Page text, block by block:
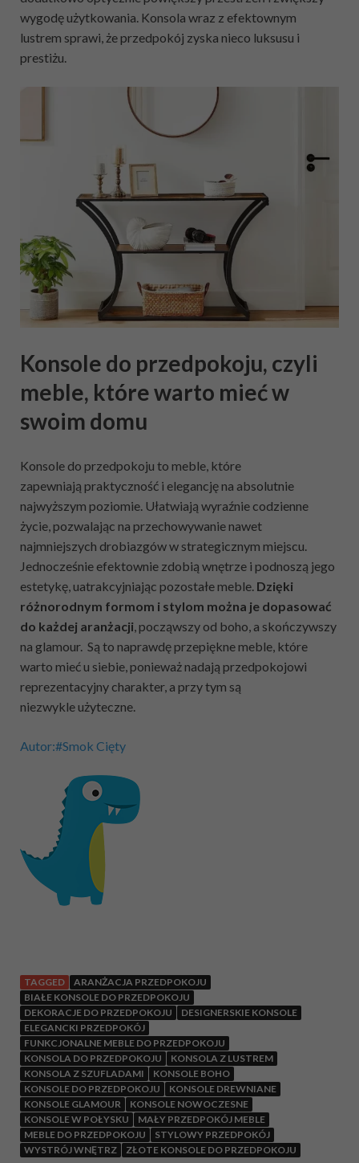
wygodę użytkowania. Konsola wraz z efektownym
lustrem sprawi, że przedpokój zyska nieco luksusu i
prestiżu.
Konsole do przedpokoju, czyli
meble, które warto mieć w
swoim domu
Konsole do przedpokoju to meble, które
zapewniają praktyczność i elegancję na absolutnie
najwyższym poziomie. Ułatwiają wyraźnie codzienne
życie, pozwalając na przechowywanie nawet
najmniejszych drobiazgów w strategicznym miejscu.
Jednocześnie efektownie zdobią wnętrze i podnoszą jego
estetykę, uatrakcyjniając pozostałe meble. Dzięki
różnorodnym formom i stylom można je dopasować
do każdej aranżacji, począwszy od boho, a skończywszy
na glamour. Są to naprawdę przepiękne meble, które
warto mieć u siebie, ponieważ nadają przedpokojowi
reprezentacyjny charakter, a przy tym są
niezwykle użyteczne.
Autor:#Smok Cięty
TAGGED
ARANŻACJA PRZEDPOKOJU
BIAŁE KONSOLE DO PRZEDPOKOJU
DEKORACJE DO PRZEDPOKOJU
DESIGNERSKIE KONSOLE
ELEGANCKI PRZEDPOKÓJ
FUNKCJONALNE MEBLE DO PRZEDPOKOJU
KONSOLA DO PRZEDPOKOJU
KONSOLA Z LUSTREM
KONSOLA Z SZUFLADAMI
KONSOLE BOHO
KONSOLE DO PRZEDPOKOJU
KONSOLE DREWNIANE
KONSOLE GLAMOUR
KONSOLE NOWOCZESNE
KONSOLE W POŁYSKU
MAŁY PRZEDPOKÓJ MEBLE
MEBLE DO PRZEDPOKOJU
STYLOWY PRZEDPOKÓJ
WYSTRÓJ WNĘTRZ
ZŁOTE KONSOLE DO PRZEDPOKOJU